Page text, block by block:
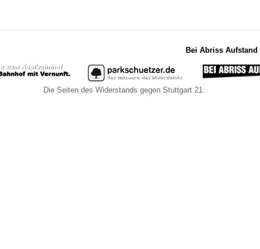
Bei Abriss Aufstand
Die Seiten des Widerstands gegen Stuttgart 21.